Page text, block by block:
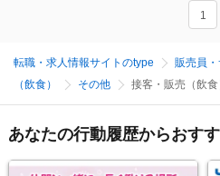
1
転職・求人情報サイトのtype 販売員
（飲食）
その他 接客・販売（飲
あなたの行動履歴からおす